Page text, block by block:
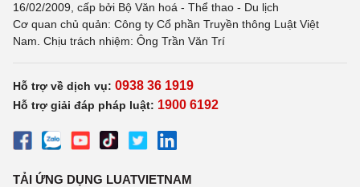
16/02/2009, cấp bởi Bộ Văn hoá - Thể thao - Du lịch
Cơ quan chủ quản: Công ty Cổ phần Truyền thông Luật Việt
Nam. Chịu trách nhiệm: Ông Trần Văn Trí
Hỗ trợ về dịch vụ: 0938 36 1919
Hỗ trợ giải đáp pháp luật: 1900 6192
TẢI ỨNG DỤNG LUATVIETNAM